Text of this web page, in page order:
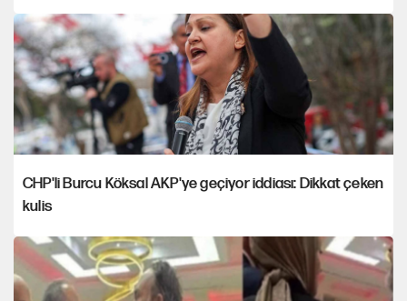
CHP'li Burcu Köksal AKP'ye geçiyor iddiası: Dikkat çeken
kulis